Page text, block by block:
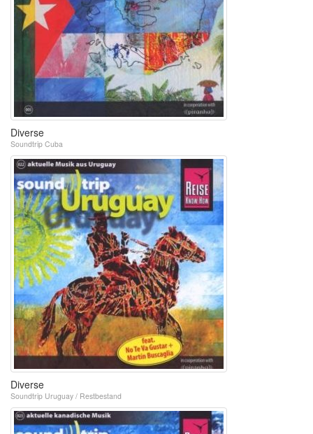
Diverse
Soundtrip Cuba
Diverse
Soundtrip Uruguay / Restbestand